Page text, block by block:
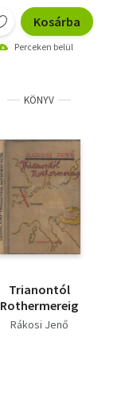
Kosárba
Perceken belül
KÖNYV
Trianontól
Rothermereig
Rákosi Jenő